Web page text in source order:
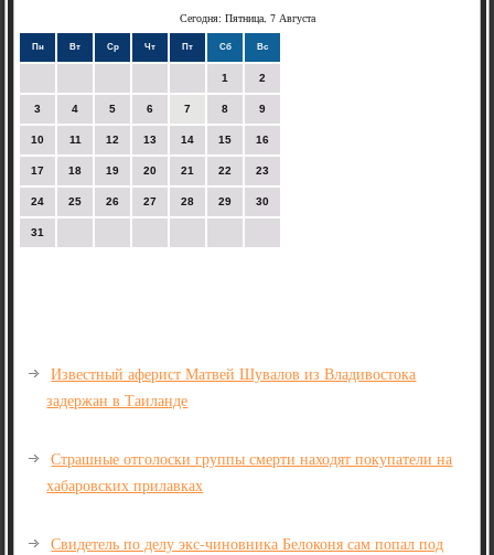
Сегодня: Пятница, 7 Августа
Пн Вт Ср Чт Пт Сб Вс
1 2
3 4 5 6 7 8 9
10 11 12 13 14 15 16
17 18 19 20 21 22 23
24 25 26 27 28 29 30
31
Известный аферист Матвей Шувалов из Владивостока
задержан в Таиланде
Страшные отголоски группы смерти находят покупатели на
хабаровских прилавках
Свидетель по делу экс-чиновника Белоконя сам попал под